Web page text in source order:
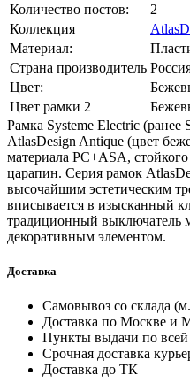
Количество постов:
2
Коллекция
Материал:
Страна производитель
Цвет:
Цвет рамки 2
Рамка Systeme Electric (ранее
AtlasDesign Antique (цвет
материала PС+ASA,
царапин. Серия рамок
высочайшим эстетическим
вписывается в изысканный
традиционный выключатель
декоративным элементом.
Доставка
Самовывоз со склада
Доставка по Москве и
Пункты выдачи по всей
Срочная доставка
Доставка до ТК